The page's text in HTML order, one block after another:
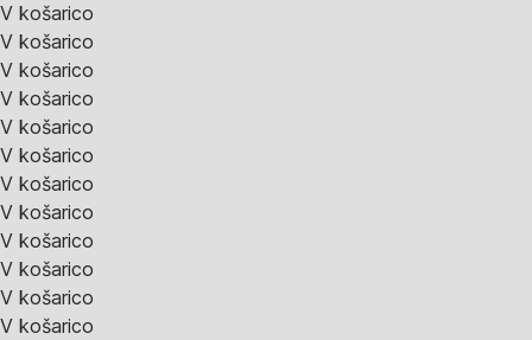
V košarico
V košarico
V košarico
V košarico
V košarico
V košarico
V košarico
V košarico
V košarico
V košarico
V košarico
V košarico